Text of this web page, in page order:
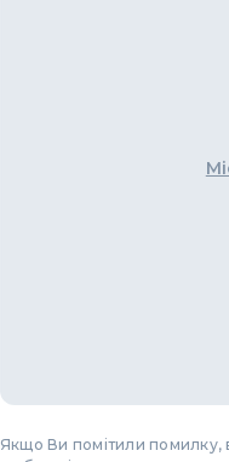
Якщо Ви помітили помилку,